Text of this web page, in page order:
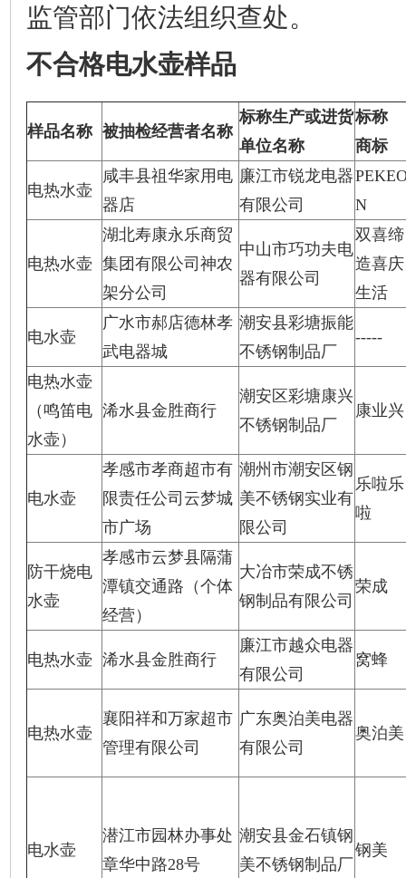
监管部门依法组织查处。
不合格电水壶样品
样品名称 被抽检经营者名称
标称生产或进货
单位名称
标称
商标
电热水壶
咸丰县祖华家用电
器店
廉江市锐龙电器
有限公司
N
电热水壶
湖北寿康永乐商贸
集团有限公司神农
架分公司
中山市巧功夫电
器有限公司
双喜缔
造喜庆
生活
电水壶
广水市郝店德林孝
武电器城
潮安县彩塘振能
不锈钢制品厂
-----
电热水壶
（鸣笛电
水壶）
浠水县金胜商行
潮安区彩塘康兴
不锈钢制品厂
康业兴
电水壶
孝感市孝商超市有
限责任公司云梦城
市广场
潮州市潮安区钢
美不锈钢实业有
限公司
乐啦乐
啦
防干烧电
水壶
孝感市云梦县隔蒲
潭镇交通路（个体
经营）
大冶市荣成不锈
钢制品有限公司
荣成
电热水壶 浠水县金胜商行
廉江市越众电器
有限公司
窝蜂
电热水壶
襄阳祥和万家超市
管理有限公司
广东奥泊美电器
有限公司
奥泊美
电水壶
潜江市园林办事处
章华中路28号
潮安县金石镇钢
美不锈钢制品厂
钢美